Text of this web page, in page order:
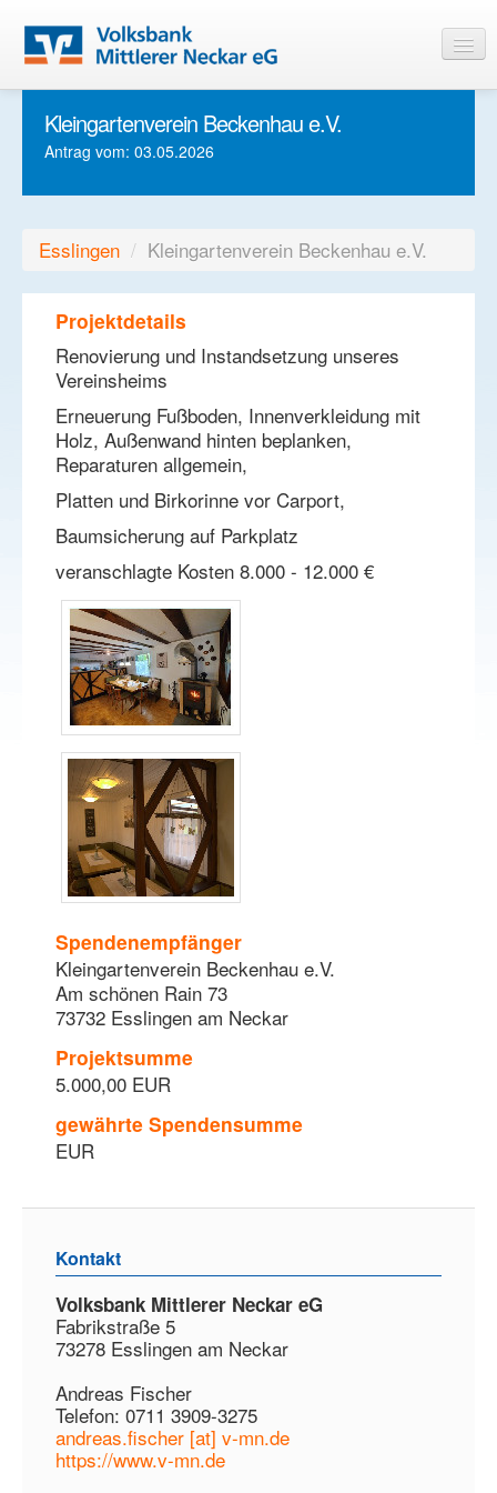
Startseite
Informationen
Kleingartenverein Beckenhau e.V.
Antrag vom: 03.05.2026
Esslingen / Kleingartenverein Beckenhau e.V.
Projektdetails
Renovierung und Instandsetzung unseres
Vereinsheims
Erneuerung Fußboden, Innenverkleidung mit
Holz, Außenwand hinten beplanken,
Reparaturen allgemein,
Platten und Birkorinne vor Carport,
Baumsicherung auf Parkplatz
veranschlagte Kosten 8.000 - 12.000 €
Spendenempfänger
Kleingartenverein Beckenhau e.V.
Am schönen Rain 73
73732 Esslingen am Neckar
Projektsumme
5.000,00 EUR
gewährte Spendensumme
EUR
Kontakt
Volksbank Mittlerer Neckar eG
Fabrikstraße 5
73278 Esslingen am Neckar
Andreas Fischer
Telefon: 0711 3909-3275
andreas.fischer [at] v-mn.de
https://www.v-mn.de